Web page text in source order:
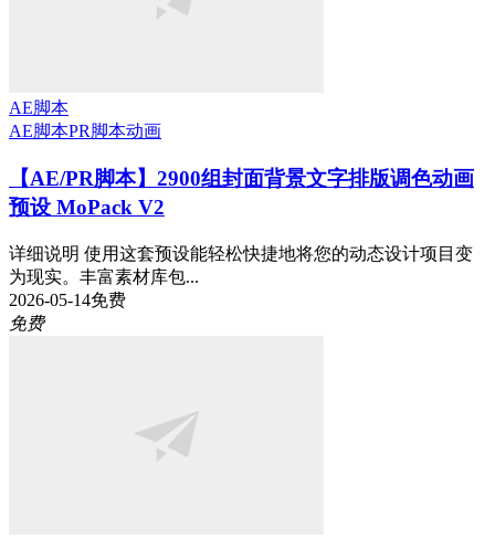
AE脚本
AE脚本PR脚本动画
【AE/PR脚本】2900组封面背景文字排版调色动画
预设 MoPack V2
详细说明 使用这套预设能轻松快捷地将您的动态设计项目变
为现实。丰富素材库包...
2026-05-14免费
免费